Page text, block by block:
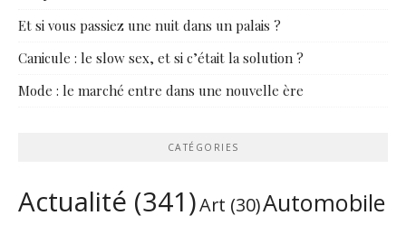
Et si vous passiez une nuit dans un palais ?
Canicule : le slow sex, et si c’était la solution ?
Mode : le marché entre dans une nouvelle ère
CATÉGORIES
Actualité (341)Art (30)Automobile